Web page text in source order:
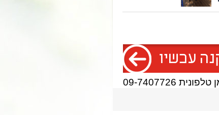
09-7407726